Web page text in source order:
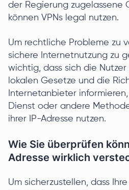
der Regierung zugelassene
können VPNs legal nutzen.
Um rechtliche Probleme zu
sichere Internetnutzung zu
wichtig, dass sich die
lokalen Gesetze und die
Internetanbieter
Dienst oder andere
ihrer IP-Adresse nutzen.
Wie Sie überprüfen
Adresse wirklich
Um sicherzustellen, dass